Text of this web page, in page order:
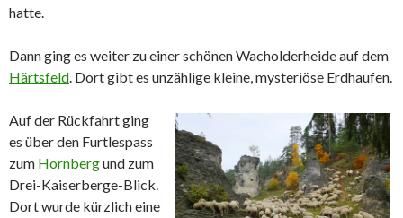
hatte.
Dann ging es weiter zu einer schönen Wacholderheide auf dem
Härtsfeld. Dort gibt es unzählige kleine, mysteriöse Erdhaufen.
Auf der Rückfahrt ging
es über den Furtlespass
zum Hornbergund zum
Drei-Kaiserberge-Blick.
Dort wurde kürzlich eine